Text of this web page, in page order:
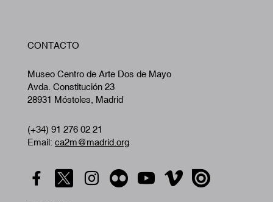
CONTACTO
Museo Centro de Arte Dos de Mayo
Avda. Constitución 23
28931 Móstoles, Madrid
(+34) 91 276 02 21
Email: ca2m@madrid.org